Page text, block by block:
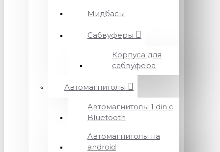
Мидбасы
Сабвуферы
Корпуса для
сабвуфера
Автомагнитолы
Автомагнитолы 1 din с
Bluetooth
Автомагнитолы на
android